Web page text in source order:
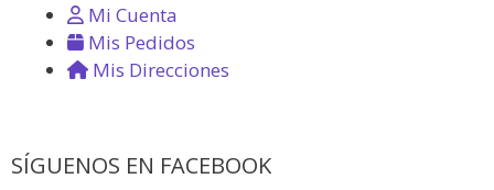
Mi Cuenta
Mis Pedidos
Mis Direcciones
SÍGUENOS EN FACEBOOK